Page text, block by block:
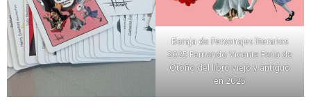
Baraja de Personajes literarios
2025 Fernando Vicente Feria de
Otoño del libro viejo y antiguo
en 2025